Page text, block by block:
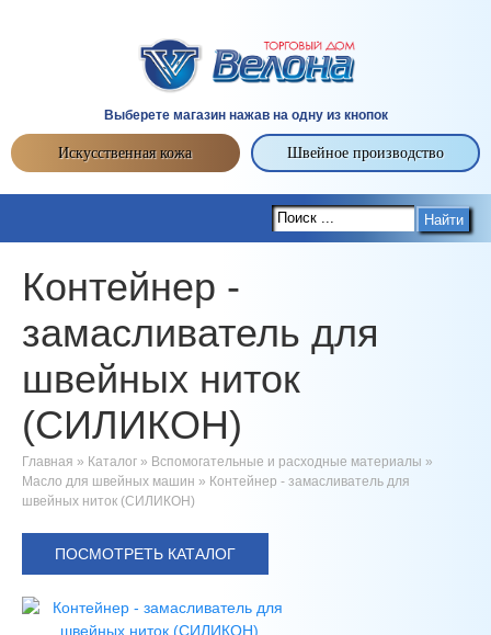
Выберете магазин нажав на одну из кнопок
Искусственная кожа Швейное производство
Найти
Контейнер -
замасливатель для
швейных ниток
(СИЛИКОН)
Главная » Каталог » Вспомогательные и расходные материалы »
Масло для швейных машин » Контейнер - замасливатель для
швейных ниток (СИЛИКОН)
ПОСМОТРЕТЬ КАТАЛОГ